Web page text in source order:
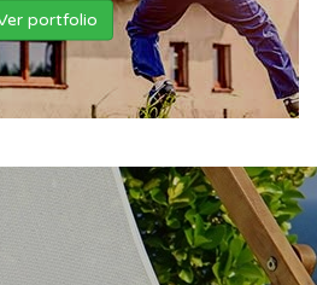
portfolio